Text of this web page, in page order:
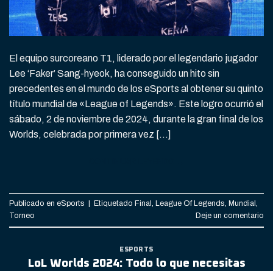
El equipo surcoreano T1, liderado por el legendario jugador
Lee ‘Faker’ Sang-hyeok, ha conseguido un hito sin
precedentes en el mundo de los eSports al obtener su quinto
título mundial de «League of Legends». Este logro ocurrió el
sábado, 2 de noviembre de 2024, durante la gran final de los
Worlds, celebrada por primera vez […]
Publicado en eSports Etiquetado Final , League Of Legends, Mundial ,
Torneo
Deje un comentario
ESPORTS
LoL Worlds 2024: Todo lo que necesitas